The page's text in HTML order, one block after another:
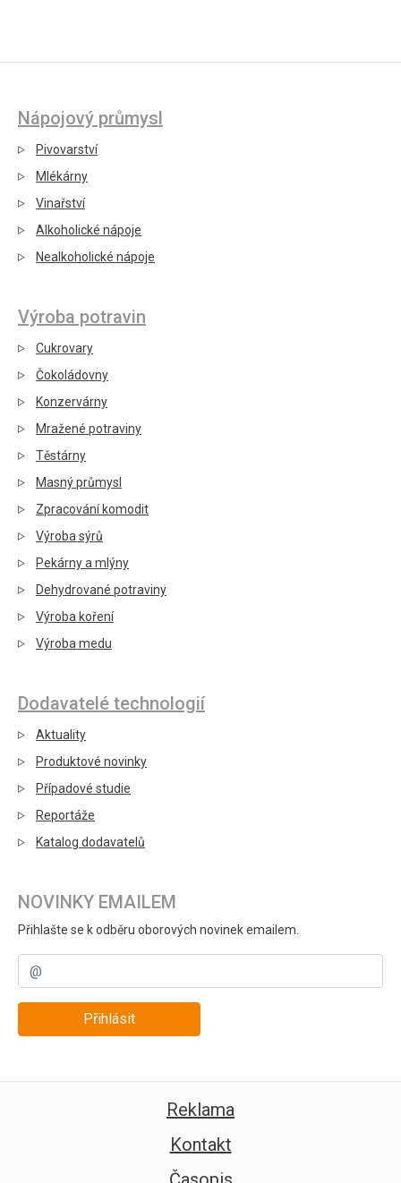
Nápojový průmysl
Pivovarství
Mlékárny
Vinařství
Alkoholické nápoje
Nealkoholické nápoje
Výroba potravin
Cukrovary
Čokoládovny
Konzervárny
Mražené potraviny
Těstárny
Masný průmysl
Zpracování komodit
Výroba sýrů
Pekárny a mlýny
Dehydrované potraviny
Výroba koření
Výroba medu
Dodavatelé technologií
Aktuality
Produktové novinky
Případové studie
Reportáže
Katalog dodavatelů
NOVINKY EMAILEM
Přihlašte se k odběru oborových novinek emailem.
Přihlásit
Reklama
Kontakt